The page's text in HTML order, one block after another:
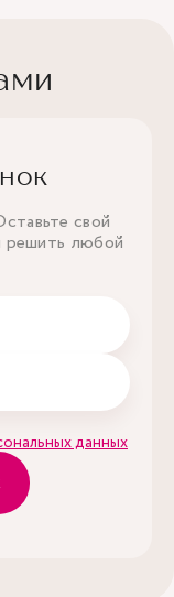
свой
решить любой
данных